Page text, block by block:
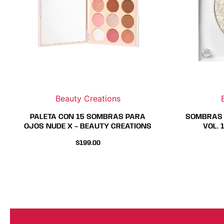
Beauty Creations
PALETA CON 15 SOMBRAS PARA
OJOS NUDE X – BEAUTY CREATIONS
$199.00
SOMBRAS
VOL.